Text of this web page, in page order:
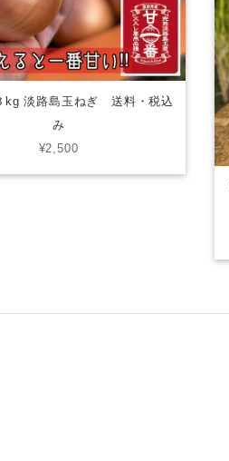
淡路島玉ねぎ 送料・税込
み
¥2,500